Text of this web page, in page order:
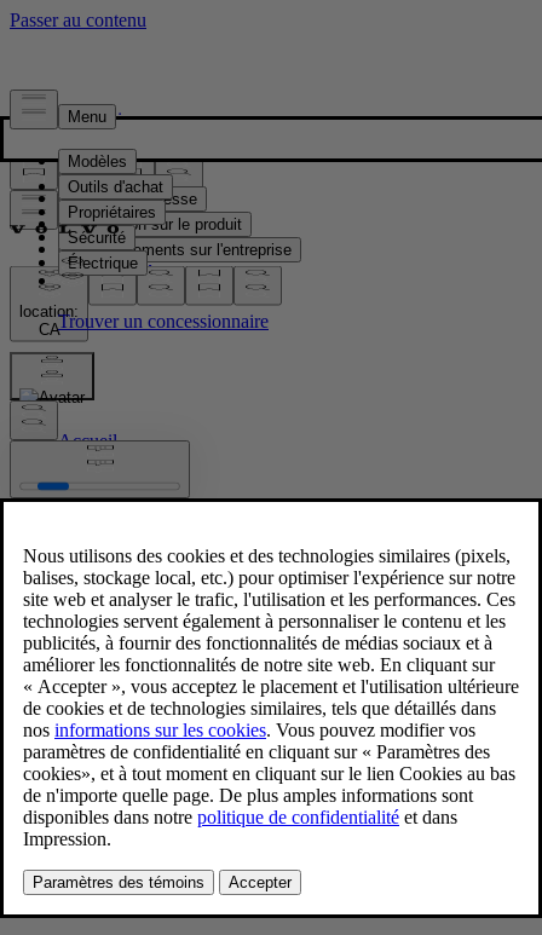
Presse & Médias
Matériel de presse
Information sur le produit
Renseignements sur l'entreprise
Contacts médias
location:
CA
Images
Accueil
/Images
EX40 Sand edition
6/24/2024
Favoris
Partager
Télécharger
EX40 Sand edition
Pour consulter toute l’information sur les droits d’auteur, cliquez ici